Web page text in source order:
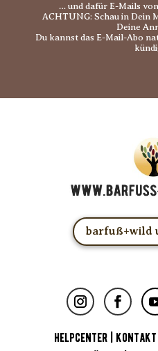
… und dafür E-Mails
ACHTUNG: Schau in Dein
Deine
Du kannst das E-Mail-Abo
barfuß+wild
HELPCENTER| KONTAKT